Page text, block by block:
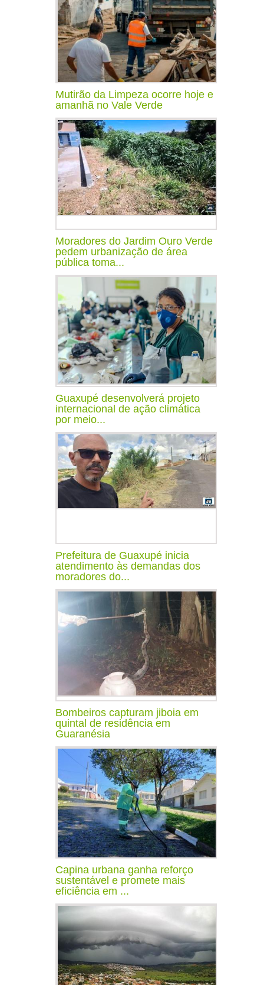
Mutirão da Limpeza ocorre hoje e
amanhã no Vale Verde
Moradores do Jardim Ouro Verde
pedem urbanização de área
pública toma...
Guaxupé desenvolverá projeto
internacional de ação climática
por meio...
Prefeitura de Guaxupé inicia
atendimento às demandas dos
moradores do...
Bombeiros capturam jiboia em
quintal de residência em
Guaranésia
Capina urbana ganha reforço
sustentável e promete mais
eficiência em ...